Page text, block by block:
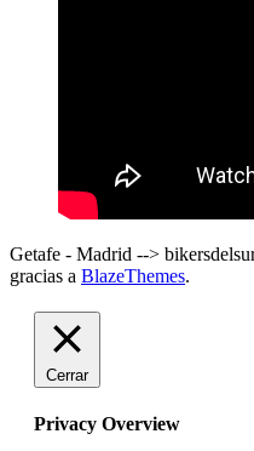
Getafe - Madrid -->
gracias a BlazeThemes.
Cerrar
Privacy Overview